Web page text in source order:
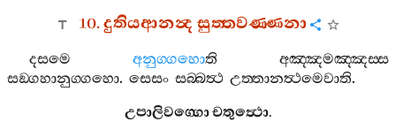
10.දුතියආනන්‍ද සුත‍්තවණ‍්ණනා
දසමෙ අනුග‍්ගහොති
අඤ‍්ඤමඤ‍්ඤස‍්ස
සඞ‍්ගහානුග‍්ගහො. සෙසං සබ‍්බත්‍ථ උත‍්තානත්‍ථමෙවාති.
උපාලිවග‍්ගොචතුත්‍ථො.